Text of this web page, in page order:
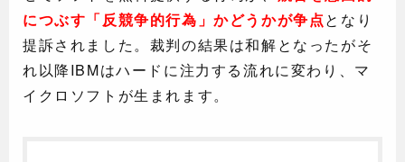
につぶす「反競争的行為」かどうかが争点となり
提訴されました。裁判の結果は和解となったがそ
れ以降IBMはハードに注力する流れに変わり、マ
イクロソフトが生まれます。